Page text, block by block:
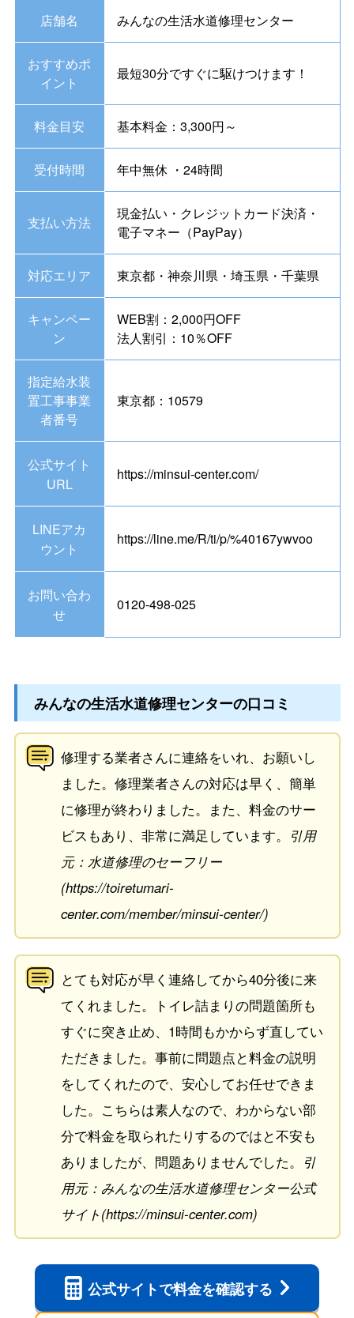
店舗名 みんなの生活水道修理センター
おすすめポ
イント
最短30分ですぐに駆けつけます！
料金目安 基本料金：3,300円～
受付時間 年中無休 ・24時間
支払い方法
現金払い・クレジットカード決済・
電子マネー（PayPay）
対応エリア 東京都・神奈川県・埼玉県・千葉県
キャンペー
ン
WEB割：2,000円OFF
法人割引：10％OFF
指定給水装
置工事事業
者番号
東京都：10579
公式サイト
URL
https://minsui-center.com/
LINEアカ
ウント
https://line.me/R/ti/p/%40167ywvoo
お問い合わ
せ
0120-498-025
みんなの生活水道修理センターの口コミ
修理する業者さんに連絡をいれ、お願いし
ました。修理業者さんの対応は早く、簡単
に修理が終わりました。また、料金のサー
ビスもあり、非常に満足しています。 引用
元：水道修理のセーフリー
(https://toiretumari-
center.com/member/minsui-center/)
とても対応が早く連絡してから40分後に来
てくれました。トイレ詰まりの問題箇所も
すぐに突き止め、1時間もかからず直してい
ただきました。事前に問題点と料金の説明
をしてくれたので、安心してお任せできま
した。こちらは素人なので、わからない部
分で料金を取られたりするのではと不安も
ありましたが、問題ありませんでした。 引
用元：みんなの生活水道修理センター公式
サイト(https://minsui-center.com)
公式サイトで料金を確認する